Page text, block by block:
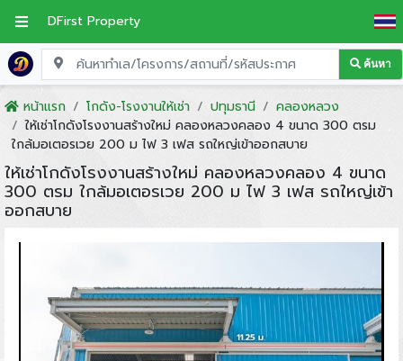
DFirst Property
ค้นหา
หน้าแรก โกดัง-โรงงานให้เช่า ปทุมธานี
คลองหลวง
ให้เช่าโกดังโรงงานสร้างใหม่ คลองหลวงคลอง 4 ขนาด 300 ตรม
ใกล้มอเตอรเวย 200 ม ไฟ 3 เฟส รถใหญ่เข้าออกสบาย
ให้เช่าโกดังโรงงานสร้างใหม่ คลองหลวงคลอง 4 ขนาด
300 ตรม ใกล้มอเตอรเวย 200 ม ไฟ 3 เฟส รถใหญ่เข้า
ออกสบาย